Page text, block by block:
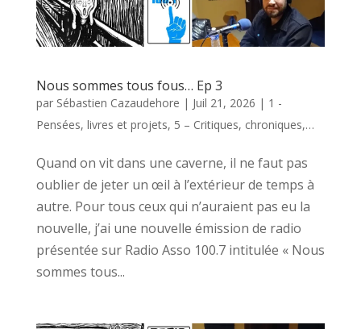
Nous sommes tous fous… Ep 3
par Sébastien Cazaudehore | Juil 21, 2026 | 1 -
Pensées, livres et projets, 5 – Critiques, chroniques,…
Quand on vit dans une caverne, il ne faut pas
oublier de jeter un œil à l’extérieur de temps à
autre. Pour tous ceux qui n’auraient pas eu la
nouvelle, j’ai une nouvelle émission de radio
présentée sur Radio Asso 100.7 intitulée « Nous
sommes tous...